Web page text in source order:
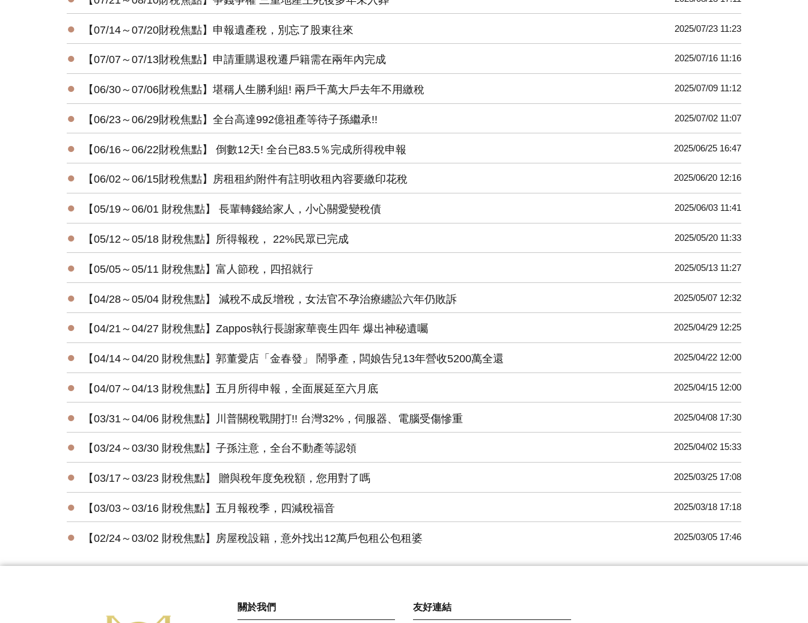
● 【07/14～07/20財稅焦點】申報遺產稅，別忘了股東往來 2025/07/23 11:23
● 【07/07～07/13財稅焦點】申請重購退稅遷戶籍需在兩年內完成 2025/07/16 11:16
● 【06/30～07/06財稅焦點】堪稱人生勝利組! 兩戶千萬大戶去年不用繳稅 2025/07/09 11:12
● 【06/23～06/29財稅焦點】全台高達992億祖產等待子孫繼承!! 2025/07/02 11:07
● 【06/16～06/22財稅焦點】 倒數12天! 全台已83.5％完成所得稅申報 2025/06/25 16:47
● 【06/02～06/15財稅焦點】房租租約附件有註明收租內容要繳印花稅 2025/06/20 12:16
● 【05/19～06/01 財稅焦點】 長輩轉錢給家人，小心關愛變稅債 2025/06/03 11:41
● 【05/12～05/18 財稅焦點】所得報稅， 22%民眾已完成 2025/05/20 11:33
● 【05/05～05/11 財稅焦點】富人節稅，四招就行 2025/05/13 11:27
● 【04/28～05/04 財稅焦點】 減稅不成反增稅，女法官不孕治療纏訟六年仍敗訴 2025/05/07 12:32
● 【04/21～04/27 財稅焦點】Zappos執行長謝家華喪生四年 爆出神秘遺囑 2025/04/29 12:25
● 【04/14～04/20 財稅焦點】郭董愛店「金春發」 鬧爭產，闆娘告兒13年營收5200萬全還 2025/04/22 12:00
● 【04/07～04/13 財稅焦點】五月所得申報，全面展延至六月底 2025/04/15 12:00
● 【03/31～04/06 財稅焦點】川普關稅戰開打!! 台灣32%，伺服器、電腦受傷慘重 2025/04/08 17:30
● 【03/24～03/30 財稅焦點】子孫注意，全台不動產等認領 2025/04/02 15:33
● 【03/17～03/23 財稅焦點】 贈與稅年度免稅額，您用對了嗎 2025/03/25 17:08
● 【03/03～03/16 財稅焦點】五月報稅季，四減稅福音 2025/03/18 17:18
● 【02/24～03/02 財稅焦點】房屋稅設籍，意外找出12萬戶包租公包租婆 2025/03/05 17:46
關於我們 友好連結